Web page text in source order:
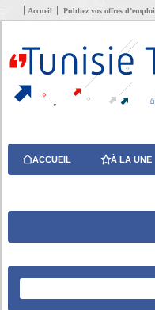
Accueil Publiez vos offres d’emploi
ACCUEIL À LA UNE